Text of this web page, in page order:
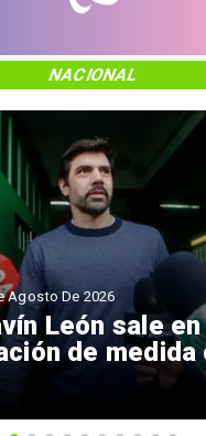
León sale
de medida
Agosto De 2026
NACIONAL